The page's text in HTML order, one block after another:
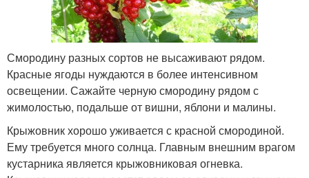
Смородину разных сортов не высаживают рядом.
Красные ягоды нуждаются в более интенсивном
освещении. Сажайте черную смородину рядом с
жимолостью, подальше от вишни, яблони и малины.
Крыжовник хорошо уживается с красной смородиной.
Ему требуется много солнца. Главным внешним врагом
кустарника является крыжовниковая огневка.